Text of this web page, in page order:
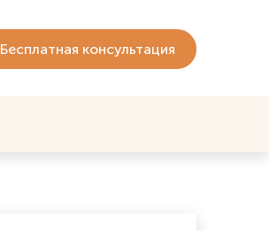
Бесплатная консультация